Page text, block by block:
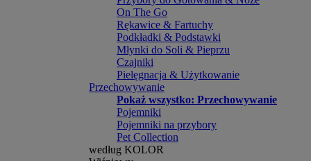
On The Go
Rękawice & Fartuchy
Podkładki & Podstawki
Młynki do Soli & Pieprzu
Czajniki
Pielęgnacja & Użytkowanie
Przechowywanie
Pokaż wszystko: Przechowywanie
Pojemniki
Pojemniki na przybory
Pet Collection
według KOLOR